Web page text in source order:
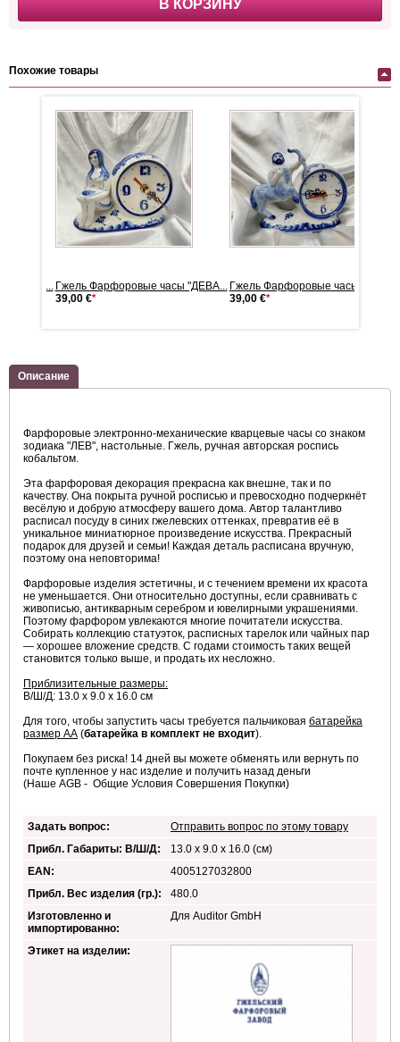
В КОРЗИНУ
Похожие товары
"СТРЕ... Гжель Фарфоровые часы "ДЕВА...
39,00 €*
Гжель Фарфоровые часы
39,00 €*
Описание
Фарфоровые электронно-механические кварцевые часы со знаком
зодиака "ЛЕВ", настольные. Гжель, ручная авторская роспись
кобальтом.
Эта фарфоровая декорация прекрасна как внешне, так и по
качеству. Она покрыта ручной росписью и превосходно подчеркнёт
весёлую и добрую атмосферу вашего дома. Автор талантливо
расписал посуду в синих гжелевских оттенках, превратив её в
уникальное миниатюрное произведение искусства. Прекрасный
подарок для друзей и семьи! Каждая деталь расписана вручную,
поэтому она неповторима!
Фарфоровые изделия эстетичны, и с течением времени их красота
не уменьшается. Они относительно доступны, если сравнивать с
живописью, антикварным серебром и ювелирными украшениями.
Поэтому фарфором увлекаются многие почитатели искусства.
Собирать коллекцию статуэток, расписных тарелок или чайных пар
— хорошее вложение средств. С годами стоимость таких вещей
становится только выше, и продать их несложно.
Приблизительные размеры:
В/Ш/Д: 13.0 х 9.0 х 16.0 см
Для того, чтобы запустить часы требуется пальчиковая батарейка
размер АА (батарейка в комплект не входит).
Покупаем без риска! 14 дней вы можете обменять или вернуть по
почте купленное у нас изделие и получить назад деньги
(Наше AGB - Общие Условия Совершения Покупки)
Задать вопрос:
Отправить вопрос по этому товару
Прибл. Габариты: В/Ш/Д:
13.0 х 9.0 х 16.0 (см)
EAN:
4005127032800
Прибл. Вес изделия (гр.):
480.0
Изготовленно и
импортированно:
Для Auditor GmbH
Этикет на изделии: